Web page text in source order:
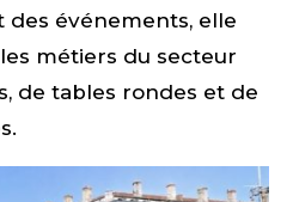
des événements, elle
métiers du secteur
de tables rondes et de